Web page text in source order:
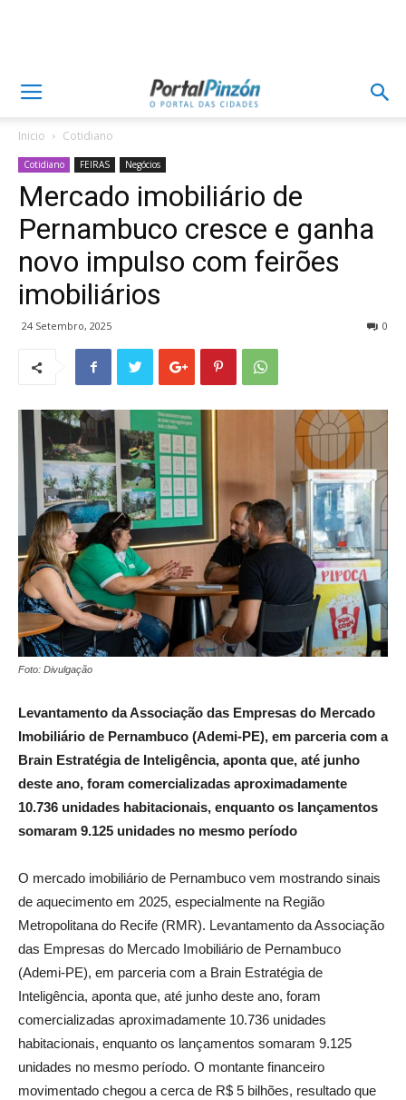
Inicio Cotidiano
Cotidiano FEIRAS Negócios
Mercado imobiliário de
Pernambuco cresce e ganha
novo impulso com feirões
imobiliários
24 Setembro, 2025 0
Foto: Divulgação
Levantamento da Associação das Empresas do Mercado
Imobiliário de Pernambuco (Ademi-PE), em parceria com a
Brain Estratégia de Inteligência, aponta que, até junho
deste ano, foram comercializadas aproximadamente
10.736 unidades habitacionais, enquanto os lançamentos
somaram 9.125 unidades no mesmo período
O mercado imobiliário de Pernambuco vem mostrando sinais
de aquecimento em 2025, especialmente na Região
Metropolitana do Recife (RMR). Levantamento da Associação
das Empresas do Mercado Imobiliário de Pernambuco
(Ademi-PE), em parceria com a Brain Estratégia de
Inteligência, aponta que, até junho deste ano, foram
comercializadas aproximadamente 10.736 unidades
habitacionais, enquanto os lançamentos somaram 9.125
unidades no mesmo período. O montante financeiro
movimentado chegou a cerca de R$ 5 bilhões, resultado que